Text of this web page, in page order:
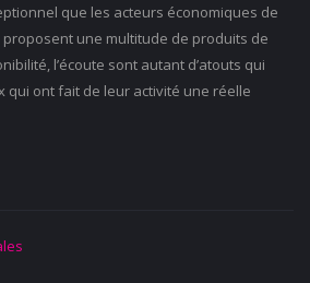
que les acteurs économiques de
proposent une multitude de produits de
l’écoute sont autant d’atouts qui
qui ont fait de leur activité une réelle